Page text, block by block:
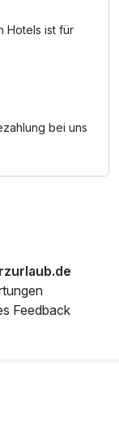
Hotels ist für
bei uns
Feedback